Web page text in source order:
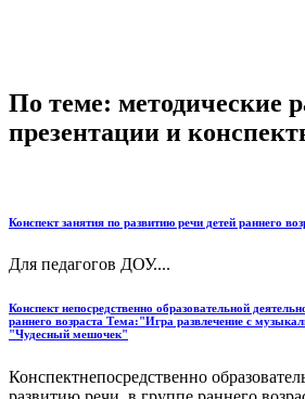
По теме: методические
презентации и
Конспект занятия по развитию речи детей раннего
Для педагогов ДОУ....
Конспект непосредственно образовательной
раннего возраста Тема:"Игра развлечение с
"Чудесный мешочек"
Конспектнепосредственно